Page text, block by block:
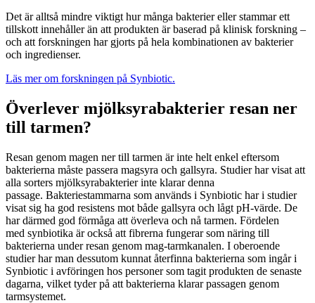
Det är alltså mindre viktigt hur många bakterier eller stammar ett
tillskott innehåller än att produkten är baserad på klinisk forskning –
och att forskningen har gjorts på hela kombinationen av bakterier
och ingredienser.
Läs mer om forskningen på Synbiotic.
Överlever mjölksyrabakterier resan ner
till tarmen?
Resan genom magen ner till tarmen är inte helt enkel eftersom
bakterierna måste passera magsyra och gallsyra. Studier har visat att
alla sorters mjölksyrabakterier inte klarar denna
passage. Bakteriestammarna som används i Synbiotic har i studier
visat sig ha god resistens mot både gallsyra och lågt pH-värde. De
har därmed god förmåga att överleva och nå tarmen. Fördelen
med synbiotika är också att fibrerna fungerar som näring till
bakterierna under resan genom mag-tarmkanalen. I oberoende
studier har man dessutom kunnat återfinna bakterierna som ingår i
Synbiotic i avföringen hos personer som tagit produkten de senaste
dagarna, vilket tyder på att bakterierna klarar passagen genom
tarmsystemet.